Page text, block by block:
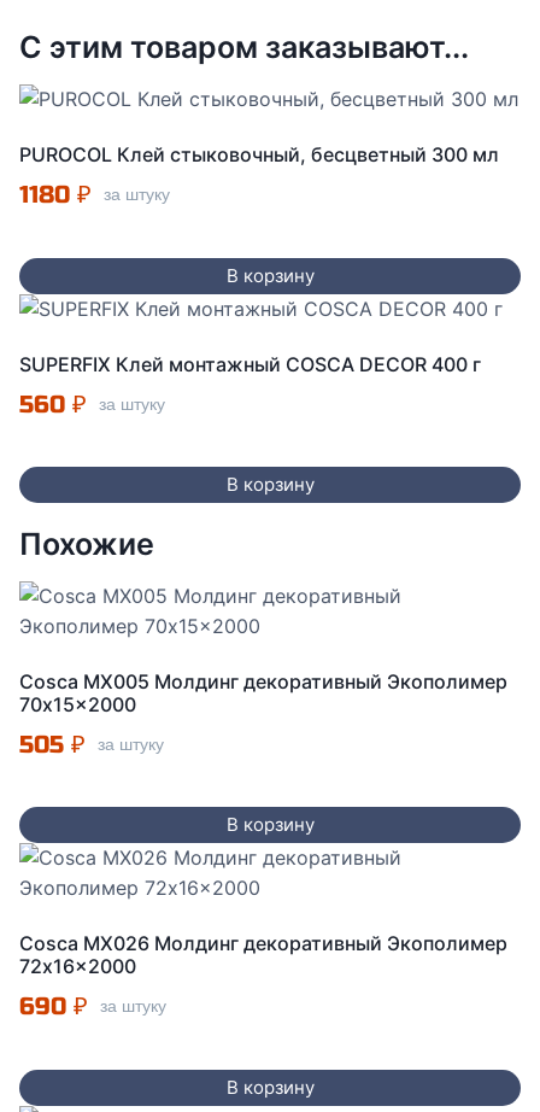
С этим товаром заказывают...
PUROCOL Клей стыковочный, бесцветный 300 мл
1180 ₽ за штуку
В корзину
SUPERFIX Клей монтажный COSCA DECOR 400 г
560 ₽ за штуку
В корзину
Похожие
Cosca MX005 Молдинг декоративный Экополимер
70x15x2000
505 ₽ за штуку
В корзину
Cosca MX026 Молдинг декоративный Экополимер
72x16x2000
690 ₽ за штуку
В корзину